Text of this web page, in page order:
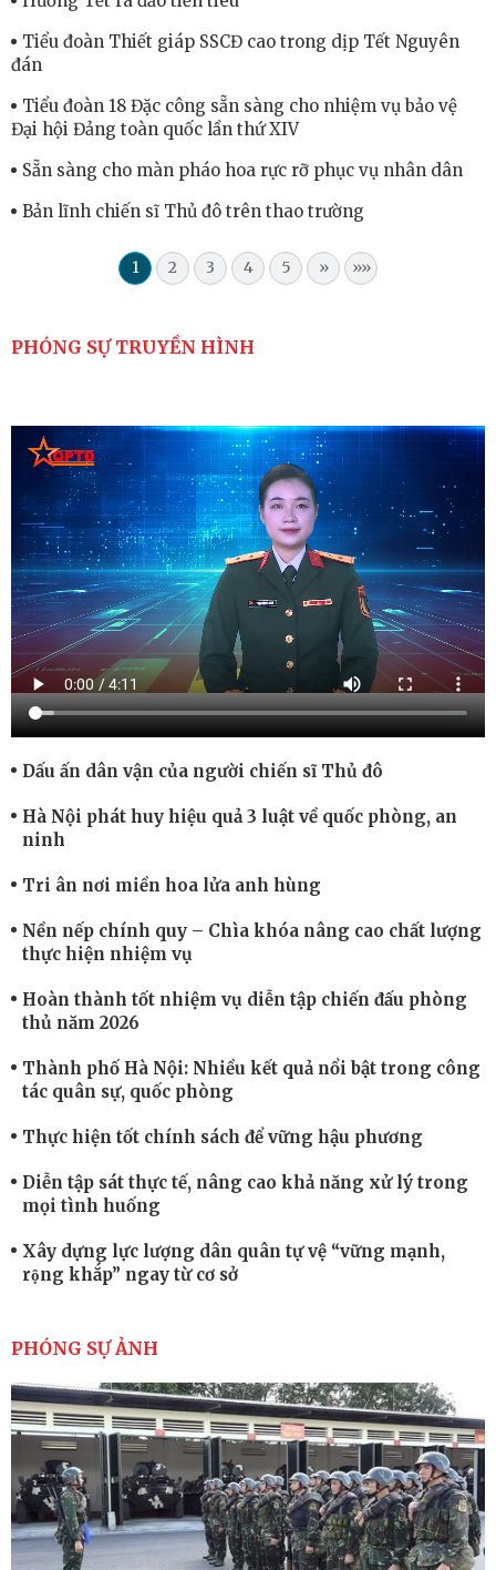
Tiểu đoàn Thiết giáp SSCĐ cao trong dịp Tết Nguyên
đán
Tiểu đoàn 18 Đặc công sẵn sàng cho nhiệm vụ bảo vệ
Đại hội Đảng toàn quốc lần thứ XIV
Sẵn sàng cho màn pháo hoa rực rỡ phục vụ nhân dân
Bản lĩnh chiến sĩ Thủ đô trên thao trường
1 2 3 4 5 » »»
PHÓNG SỰ TRUYỀN HÌNH
Dấu ấn dân vận của người chiến sĩ Thủ đô
Hà Nội phát huy hiệu quả 3 luật về quốc phòng, an
ninh
Tri ân nơi miền hoa lửa anh hùng
Nền nếp chính quy – Chìa khóa nâng cao chất lượng
thực hiện nhiệm vụ
Hoàn thành tốt nhiệm vụ diễn tập chiến đấu phòng
thủ năm 2026
Thành phố Hà Nội: Nhiều kết quả nổi bật trong công
tác quân sự, quốc phòng
Thực hiện tốt chính sách để vững hậu phương
Diễn tập sát thực tế, nâng cao khả năng xử lý trong
mọi tình huống
Xây dựng lực lượng dân quân tự vệ “vững mạnh,
rộng khắp” ngay từ cơ sở
cao sức mạnh chiến đấu
Tiểu đoàn Thiết giáp hoàn thành tốt diễn tập chiến
thuật có bắn đạn thật
Nơi sinh viên rèn ý trí, luyện kỹ năng
PHÓNG SỰ ẢNH